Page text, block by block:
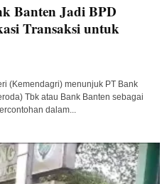
Banten Jadi BPD
Transaksi untuk
(Kemendagri) menunjuk PT Bank
Tbk atau Bank Banten sebagai
dalam...